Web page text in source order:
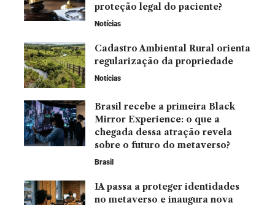
proteção legal do paciente?
Notícias
Cadastro Ambiental Rural orienta
regularização da propriedade
Notícias
Brasil recebe a primeira Black
Mirror Experience: o que a
chegada dessa atração revela
sobre o futuro do metaverso?
Brasil
IA passa a proteger identidades
no metaverso e inaugura nova